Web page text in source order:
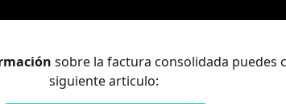
sobre la factura consolidada puedes
siguiente articulo: